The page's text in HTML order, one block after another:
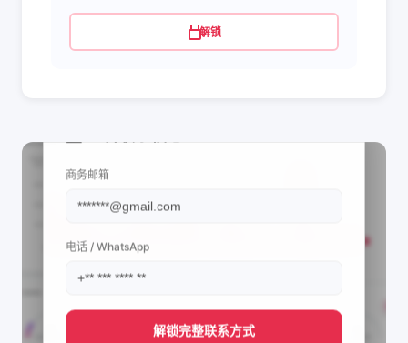
解锁
商务邮箱
电话 / WhatsApp
解锁完整联系方式